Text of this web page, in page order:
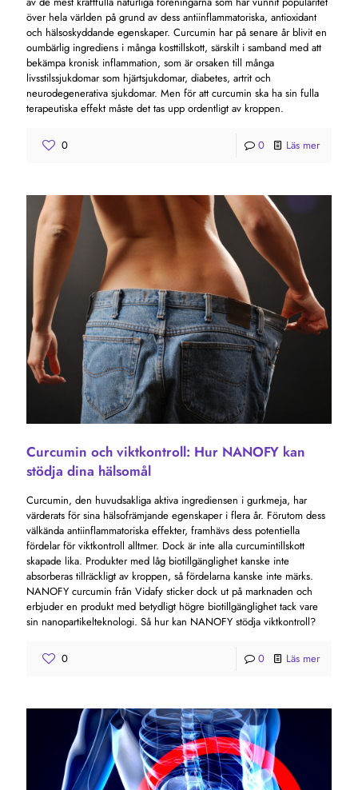
över hela världen på grund av dess antiinflammatoriska, antioxidant
och hälsoskyddande egenskaper. Curcumin har på senare år blivit en
oumbärlig ingrediens i många kosttillskott, särskilt i samband med att
bekämpa kronisk inflammation, som är orsaken till många
livsstilssjukdomar som hjärtsjukdomar, diabetes, artrit och
neurodegenerativa sjukdomar. Men för att curcumin ska ha sin fulla
terapeutiska effekt måste det tas upp ordentligt av kroppen.
0 0 Läs mer
Curcumin och viktkontroll: Hur NANOFY kan
stödja dina hälsomål
Curcumin, den huvudsakliga aktiva ingrediensen i gurkmeja, har
värderats för sina hälsofrämjande egenskaper i flera år. Förutom dess
välkända antiinflammatoriska effekter, framhävs dess potentiella
fördelar för viktkontroll alltmer. Dock är inte alla curcumintillskott
skapade lika. Produkter med låg biotillgänglighet kanske inte
absorberas tillräckligt av kroppen, så fördelarna kanske inte märks.
NANOFY curcumin från Vidafy sticker dock ut på marknaden och
erbjuder en produkt med betydligt högre biotillgänglighet tack vare
sin nanopartikelteknologi. Så hur kan NANOFY stödja viktkontroll?
0 0 Läs mer